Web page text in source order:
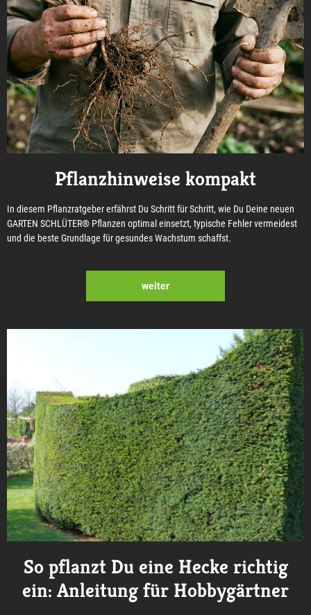
Pflanzhinweise kompakt
In diesem Pflanzratgeber erfährst Du Schritt für Schritt, wie Du Deine neuen
GARTEN SCHLÜTER® Pflanzen optimal einsetzt, typische Fehler vermeidest
und die beste Grundlage für gesundes Wachstum schaffst.
weiter
So pflanzt Du eine Hecke richtig
ein: Anleitung für Hobbygärtner